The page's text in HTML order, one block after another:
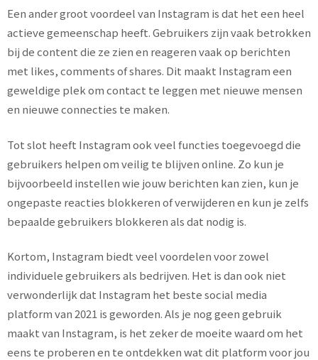
Een ander groot voordeel van Instagram is dat het een heel
actieve gemeenschap heeft. Gebruikers zijn vaak betrokken
bij de content die ze zien en reageren vaak op berichten
met likes, comments of shares. Dit maakt Instagram een
geweldige plek om contact te leggen met nieuwe mensen
en nieuwe connecties te maken.
Tot slot heeft Instagram ook veel functies toegevoegd die
gebruikers helpen om veilig te blijven online. Zo kun je
bijvoorbeeld instellen wie jouw berichten kan zien, kun je
ongepaste reacties blokkeren of verwijderen en kun je zelfs
bepaalde gebruikers blokkeren als dat nodig is.
Kortom, Instagram biedt veel voordelen voor zowel
individuele gebruikers als bedrijven. Het is dan ook niet
verwonderlijk dat Instagram het beste social media
platform van 2021 is geworden. Als je nog geen gebruik
maakt van Instagram, is het zeker de moeite waard om het
eens te proberen en te ontdekken wat dit platform voor jou